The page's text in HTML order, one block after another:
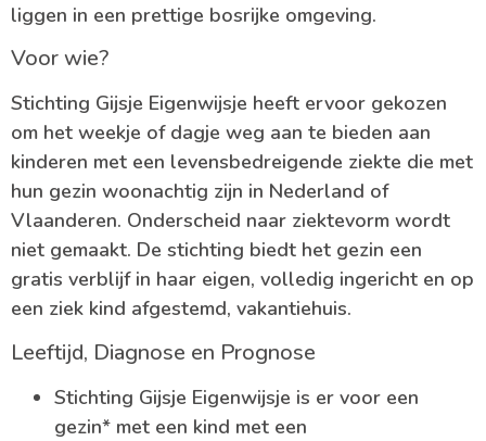
liggen in een prettige bosrijke omgeving.
Voor wie?
Stichting Gijsje Eigenwijsje heeft ervoor gekozen
om het weekje of dagje weg aan te bieden aan
kinderen met een levensbedreigende ziekte die met
hun gezin woonachtig zijn in Nederland of
Vlaanderen. Onderscheid naar ziektevorm wordt
niet gemaakt. De stichting biedt het gezin een
gratis verblijf in haar eigen, volledig ingericht en op
een ziek kind afgestemd, vakantiehuis.
Leeftijd, Diagnose en Prognose
Stichting Gijsje Eigenwijsje is er voor een
gezin* met een kind met een